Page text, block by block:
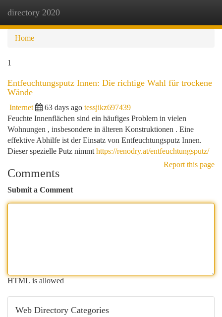
directory 2020
Home
1
Entfeuchtungsputz Innen: Die richtige Wahl für trockene
Wände
Internet 63 days ago tessjikz697439
Feuchte Innenflächen sind ein häufiges Problem in vielen
Wohnungen , insbesondere in älteren Konstruktionen . Eine
effektive Abhilfe ist der Einsatz von Entfeuchtungsputz Innen.
Dieser spezielle Putz nimmt https://renodry.at/entfeuchtungsputz/
Report this page
Comments
Submit a Comment
HTML is allowed
Web Directory Categories